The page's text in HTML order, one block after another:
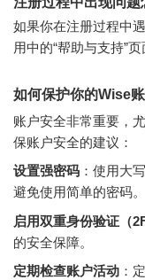
如果你在注册过程中
用中的“帮助与支持”
如何保护你的Wise
账户安全非常重要，
保账户安全的建议：
设置强密码 ：使用大
避免使用简单的密码。
启用双重身份验证（
的安全保障。
定期检查账户活动 ：